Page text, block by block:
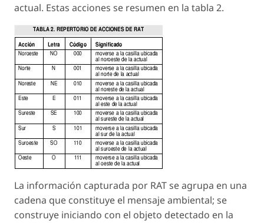
actual. Estas acciones se resumen en la tabla 2.
La información capturada por RAT se agrupa en una
cadena que constituye el mensaje ambiental; se
construye iniciando con el objeto detectado en la